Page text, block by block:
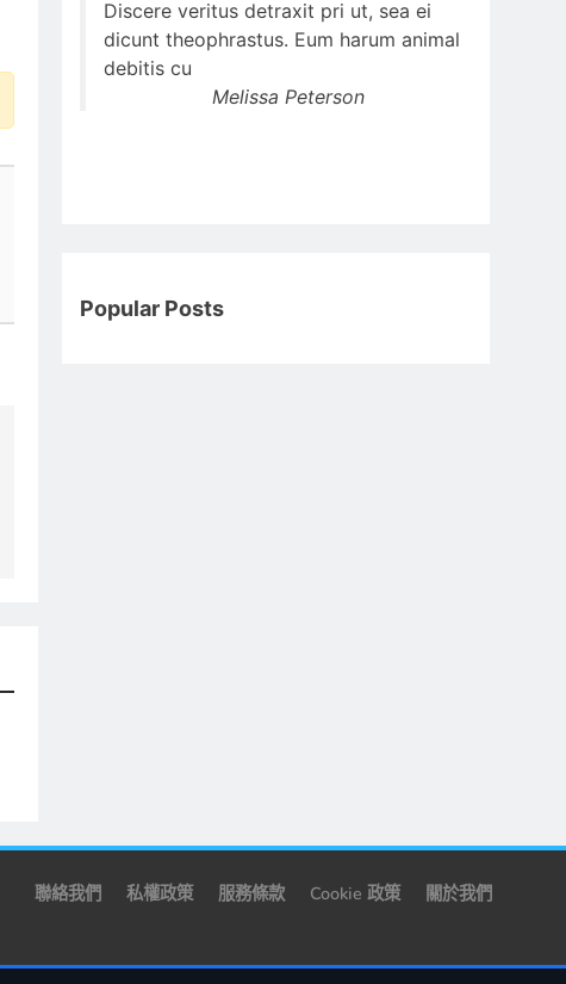
Discere veritus detraxit pri ut, sea ei
dicunt theophrastus. Eum harum animal
debitis cu
Melissa Peterson
Popular Posts
聯絡我們 私權政策 服務條款 Cookie 政策 關於我們